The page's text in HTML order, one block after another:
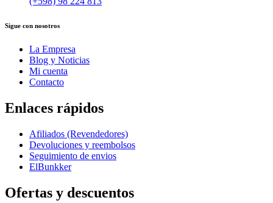
Sigue con nosotros
La Empresa
Blog y Noticias
Mi cuenta
Contacto
Enlaces rápidos
Afiliados (Revendedores)
Devoluciones y reembolsos
Seguimiento de envios
ElBunkker
Ofertas y descuentos